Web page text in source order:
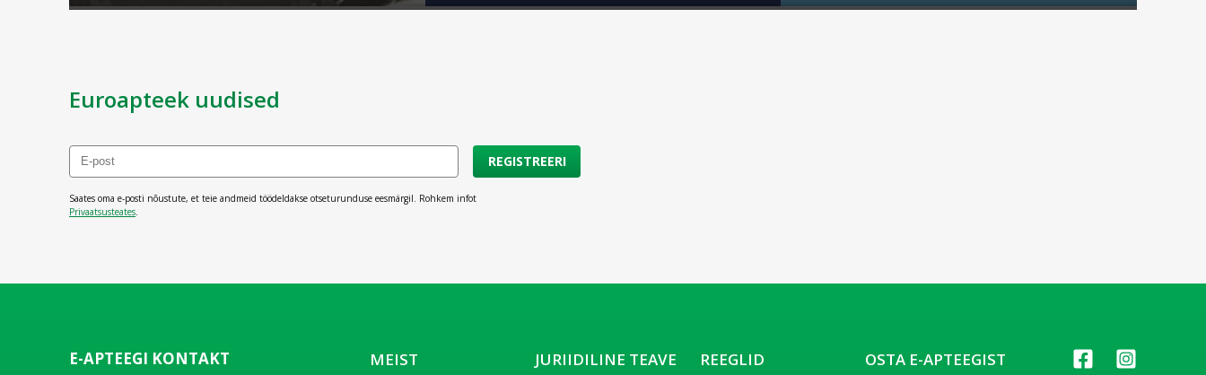
Euroapteek uudised
REGISTREERI
Saates oma e-posti nõustute, et teie andmeid töödeldakse otseturunduse eesmärgil. Rohkem infot
Privaatsusteates
E-APTEEGI KONTAKT MEIST JURIIDILINE TEAVE REEGLID OSTA E-APTEEGIST